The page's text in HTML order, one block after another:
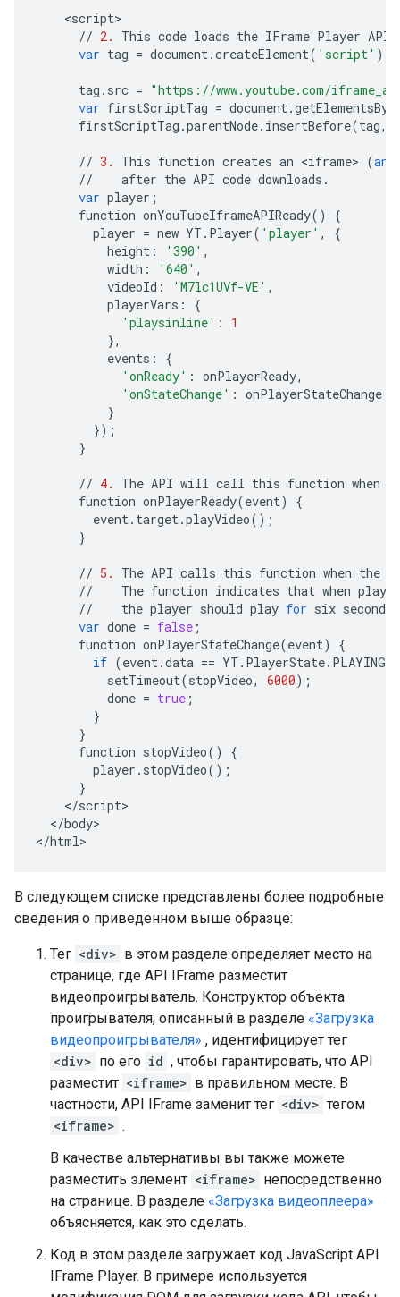
<script
// 2. This code loads the IFrame Player API
var tag = document.createElement( 'script' );
tag . src = "https://www.youtube.com/
var firstScriptTag = document.
firstScriptTag .parentNode. insertBefore(tag,
// 3. This function creates an <iframe> (and
//
after the API code downloads .
var player ;
function onYouTubeIframeAPIReady()
{
player = new YT . Player( 'player' ,
{
height : '390' ,
width : '640' ,
videoId : 'M7lc1UVf-VE' ,
playerVars :
{
'playsinline' :
1
},
events :
{
'onReady' : onPlayerReady,
'onStateChange' : onPlayerStateChange
}
});
}
// 4. The API will call this function when
function onPlayerReady(event)
{
event. target.playVideo();
}
// 5. The API calls this function when the
//
The function indicates that when
//
the player should play for six seconds
var done = false ;
function onPlayerStateChange(event)
{
if (event.data == YT . PlayerState. PLAYING
setTimeout(stopVideo, 6000);
done = true ;
}
}
function stopVideo()
{
player . stopVideo();
}
</script
</body>
</html>
В следующем списке представлены более подробные
сведения о приведенном выше образце:
Тег <div> в этом разделе определяет место на
странице, где API IFrame разместит
видеопроигрыватель. Конструктор объекта
проигрывателя, описанный в разделе «Загрузка
видеопроигрывателя» , идентифицирует тег
<div> по его id , чтобы гарантировать, что API
разместит <iframe> в правильном месте. В
частности, API IFrame заменит тег <div> тегом
<iframe> .
В качестве альтернативы вы также можете
разместить элемент <iframe> непосредственно
на странице. В разделе «Загрузка видеоплеера»
объясняется, как это сделать.
Код в этом разделе загружает код JavaScript API
IFrame Player. В примере используется